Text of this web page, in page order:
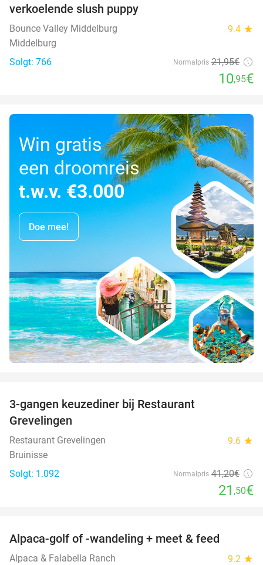
verkoelende slush puppy
Bounce Valley Middelburg 9.4 star
Middelburg
Solgt: 766
Normalpris 21,95€
10,95€
Win gratis
een droomreis
t.w.v. €3.000
Doe mee!
3-gangen keuzediner bij Restaurant
Grevelingen
Restaurant Grevelingen 9.6 star
Bruinisse
Solgt: 1.092
Normalpris 41,20€
21 ,50€
Alpaca-golf of -wandeling + meet & feed
Alpaca & Falabella Ranch 9.2 star